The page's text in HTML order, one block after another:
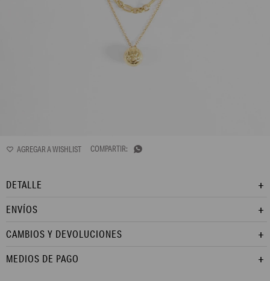

DETALLE
ENVÍOS
CAMBIOS Y DEVOLUCIONES
MEDIOS DE PAGO